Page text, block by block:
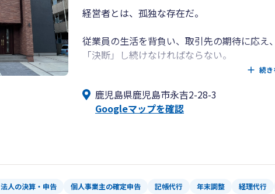
・損害保険代理店
◎拠点一覧
[鹿児島]鹿児島市中町11-4 099-248-8778
[宮 崎]宮崎市旭2-1-5 0985-77-5477
[熊 本]熊本市中央区坪井6-23-3 096-345-
[福 岡]福岡市中央区舞鶴2-8-20 092-781-
[相続税専門]福岡市中央区長浜2-2-8 092-
経営者とは、孤独な存在だ。
従業員の生活を背負い、取引先の期待に応
「決断」し続けなければならない。
感情に寄り添うだけの「イエスマン」では
孤独な「決断」の瞬間、必要なのは、 社長
炙り出し、最適解を共に導き出す「右腕」。
続き
鹿児島県鹿児島市永吉2-28-3
Googleマップを確認
法人の決算・申告 個人事業主の確定申告 記帳代行 年末調整 経理代行